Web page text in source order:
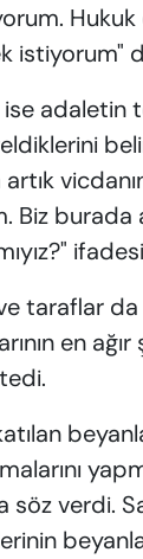
istiyorum"
ise adaletin
Biz
taraflar da
en ağır
söz verdi.